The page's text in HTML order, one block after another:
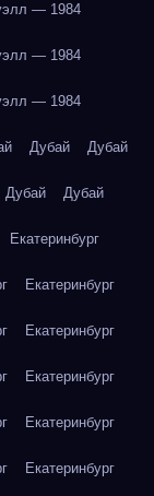
— 1984
— 1984
— 1984
Дубай Дубай
Дубай Дубай
Екатеринбург
Екатеринбург
Екатеринбург
Екатеринбург
Екатеринбург
Екатеринбург